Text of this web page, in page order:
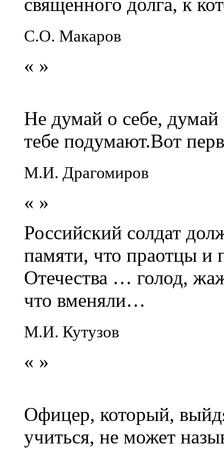
С.О. Макаров
« »
Не думай о себе,
тебе подумают.Вот
М.И. Драгомиров
« »
Российский солдат
памяти, что праотцы и
Отечества … голод,
что вменяли…
М.И. Кутузов
« »
Офицер, который,
учиться, не может